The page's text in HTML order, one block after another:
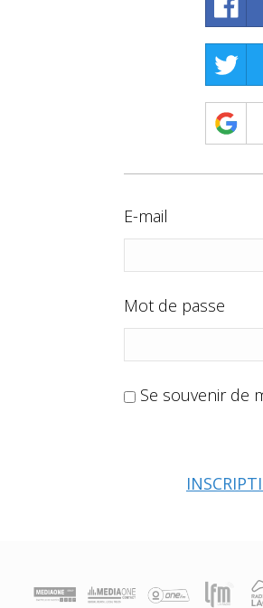
E-mail
Mot de passe
Se souvenir de